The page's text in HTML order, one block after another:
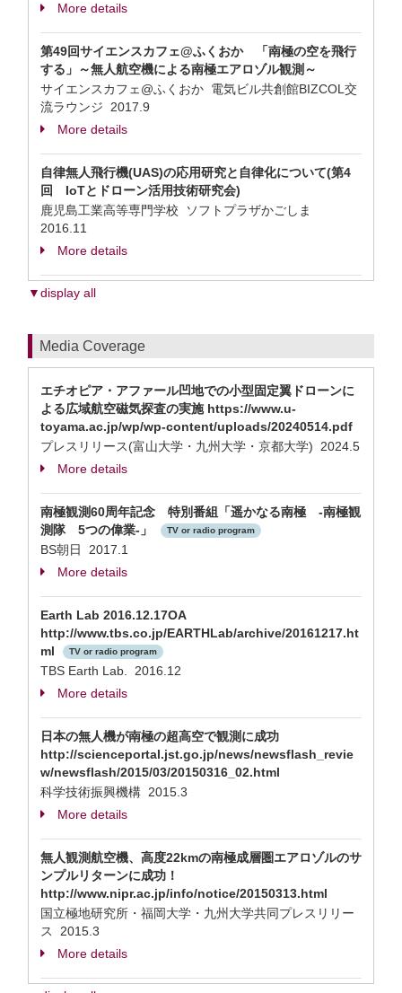
More details
第49回サイエンスカフェ@ふくおか 「南極の空を飛行
する」～無人航空機による南極エアロゾル観測～
サイエンスカフェ@ふくおか 電気ビル共創館BIZCOL交
流ラウンジ 2017.9
More details
自律無人飛行機(UAS)の応用研究と自律化について(第4
回 IoTとドローン活用技術研究会)
鹿児島工業高等専門学校 ソフトプラザかごしま
2016.11
More details
▼display all
Media Coverage
エチオピア・アファール凹地での小型固定翼ドローンに
よる広域航空磁気探査の実施 https://www.u-
toyama.ac.jp/wp/wp-content/uploads/20240514.pdf
プレスリリース(富山大学・九州大学・京都大学) 2024.5
More details
南極観測60周年記念 特別番組「遥かなる南極 -南極観
測隊 5つの偉業-」
TV or radio program
BS朝日 2017.1
More details
Earth Lab 2016.12.17OA
http://www.tbs.co.jp/EARTHLab/archive/20161217.ht
ml
TV or radio program
TBS Earth Lab. 2016.12
More details
日本の無人機が南極の超高空で観測に成功
http://scienceportal.jst.go.jp/news/newsflash_revie
w/newsflash/2015/03/20150316_02.html
科学技術振興機構 2015.3
More details
無人観測航空機、高度22kmの南極成層圏エアロゾルのサ
ンプルリターンに成功！
http://www.nipr.ac.jp/info/notice/20150313.html
国立極地研究所・福岡大学・九州大学共同プレスリリー
ス 2015.3
More details